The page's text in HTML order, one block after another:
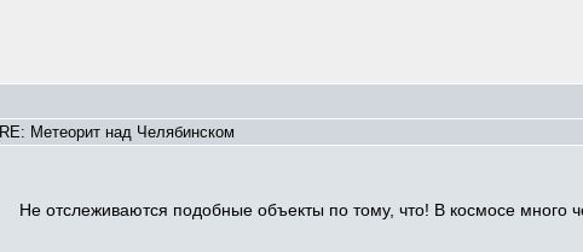
RE: Метеорит над Челябинском
Не отслеживаются подобные объекты по тому, что! В космосе много